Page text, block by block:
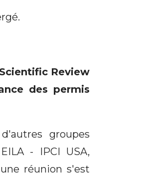
Review
des permis
groupes
- IPCI USA,
réunion s'est